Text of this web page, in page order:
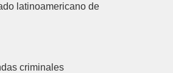
latinoamericano de
criminales